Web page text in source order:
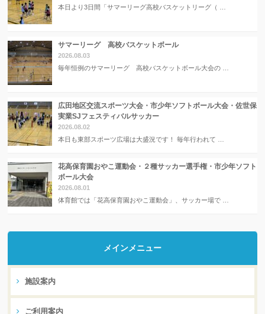
本日より3日間「サマーリーグ高校バスケットリーグ（ …
サマーリーグ 高校バスケットボール
2026.08.03
毎年恒例のサマーリーグ 高校バスケットボール大会の …
広田地区交流スポーツ大会・市少年ソフトボール大会・佐世保
実業SJフェスティバルサッカー
2026.08.02
本日も東部スポーツ広場は大盛況です！ 毎年行われて …
花高保育園おやこ運動会・２種サッカー選手権・市少年ソフト
ボール大会
2026.08.01
体育館では「花高保育園おやこ運動会」、サッカー場で …
メインメニュー
施設案内
ご利用案内